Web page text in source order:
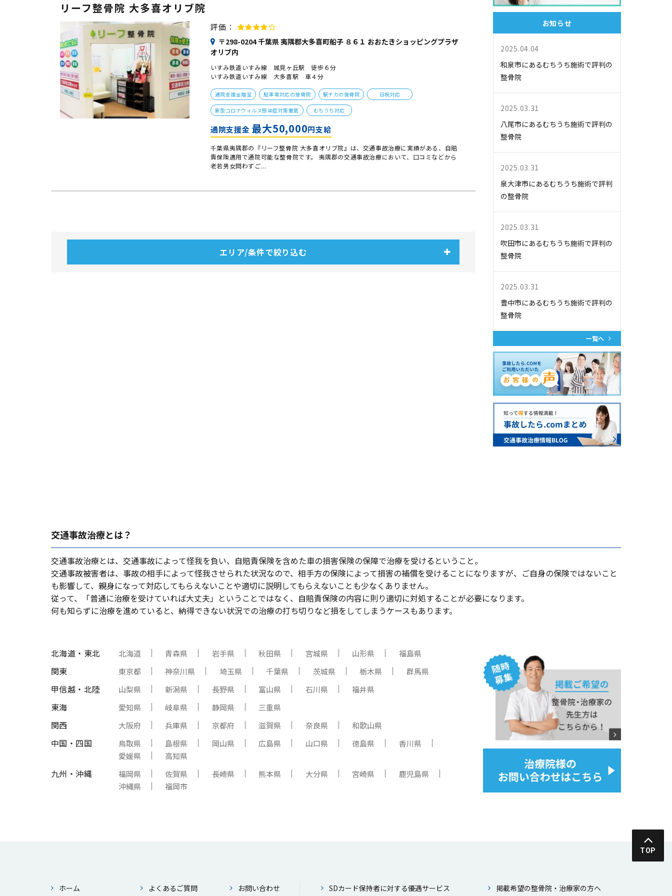
リーフ整骨院 大多喜オリブ院
評価：
〒298-0204 千葉県 夷隅郡大多喜町船子 ８６１ おおたきショッピングプラザ
オリブ内
いすみ鉄道いすみ線 城見ヶ丘駅 徒歩６分
いすみ鉄道いすみ線 大多喜駅 車４分
通院支援金贈呈 駐車場対応の接骨院 駅チカの接骨院 日祝対応
新型コロナウィルス感染症対策徹底 むちうち対応
通院支援金 最大50,000円支給
千葉県夷隅郡の『リーフ整骨院 大多喜オリブ院』は、交通事故治療に実績がある、自賠
責保険適用で通院可能な整骨院です。 夷隅郡の交通事故治療において、口コミなどから
老若男女問わずご...
エリア/条件で絞り込む
お知らせ
2025.04.04
和泉市にあるむちうち施術で評判の
整骨院
2025.03.31
八尾市にあるむちうち施術で評判の
整骨院
2025.03.31
泉大津市にあるむちうち施術で評判
の整骨院
2025.03.31
吹田市にあるむちうち施術で評判の
整骨院
2025.03.31
豊中市にあるむちうち施術で評判の
整骨院
一覧へ
交通事故治療とは？
交通事故治療とは、交通事故によって怪我を負い、⾃賠責保険を含めた⾞の損害保険の保障で治療を受けるということ。
交通事故被害者は、事故の相⼿によって怪我させられた状況なので、相⼿⽅の保険によって損害の補償を受けることになりますが、ご⾃⾝の保険ではないこと
も影響して、親⾝になって対応してもらえないことや適切に説明してもらえないことも少なくありません。
従って、「普通に治療を受けていれば⼤丈夫」ということではなく、⾃賠責保険の内容に則り適切に対処することが必要になります。
何も知らずに治療を進めていると、納得できない状況での治療の打ち切りなど損をしてしまうケースもあります。
北海道・東北 北海道 青森県 岩手県 秋田県 宮城県 山形県 福島県
関東 東京都 神奈川県 埼玉県 千葉県 茨城県 栃木県 群馬県
甲信越・北陸 山梨県 新潟県 長野県 富山県 石川県 福井県
東海 愛知県 岐阜県 静岡県 三重県
関西 大阪府 兵庫県 京都府 滋賀県 奈良県 和歌山県
中国・四国 鳥取県 島根県 岡山県 広島県 山口県 徳島県
香川県
愛媛県
高知県
九州・沖縄 福岡県 佐賀県 長崎県 熊本県 大分県 宮崎県
鹿児島県
沖縄県
福岡市
TOP
ホーム よくあるご質問 お問い合わせ SDカード保持者に対する優遇サービス 掲載希望の整⾻院・治療家の⽅へ